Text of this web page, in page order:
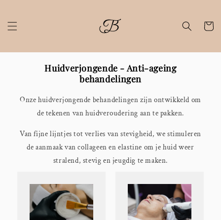
content
Huidverjongende - Anti-ageing
behandelingen
Onze huidverjongende behandelingen zijn ontwikkeld om
de tekenen van huidveroudering aan te pakken.
Van fijne lijntjes tot verlies van stevigheid, we stimuleren
de aanmaak van collageen en elastine om je huid weer
stralend, stevig en jeugdig te maken.